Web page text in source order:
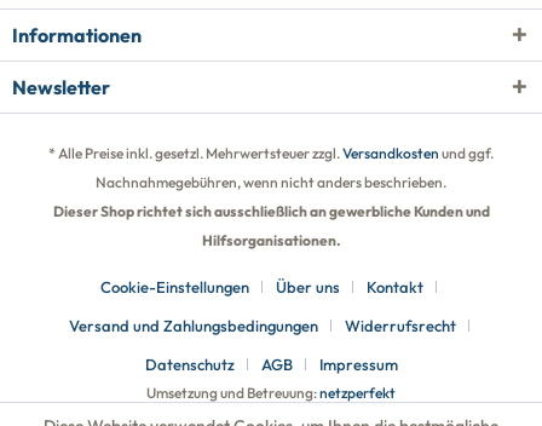
Informationen
Newsletter
* Alle Preise inkl. gesetzl. Mehrwertsteuer zzgl.Versandkosten und ggf.
Nachnahmegebühren, wenn nicht anders beschrieben.
Dieser Shop richtet sich ausschließlich an gewerbliche Kunden und
Hilfsorganisationen.
Cookie-Einstellungen Über uns
Kontakt
Versand und Zahlungsbedingungen
Widerrufsrecht
Datenschutz
AGB Impressum
Umsetzung und Betreuung:netzperfekt